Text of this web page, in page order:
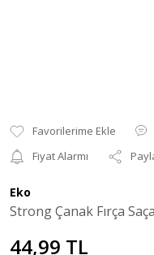
Fiyat Alarmı
Eko
Strong Çanak Fırça
44,99 TL